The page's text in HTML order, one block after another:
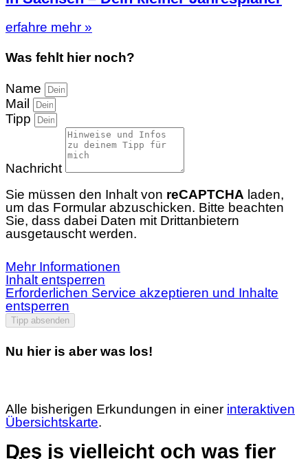
erfahre mehr »
Was fehlt hier noch?
Name
Mail
Tipp
Nachricht
Sie müssen den Inhalt von reCAPTCHA laden,
um das Formular abzuschicken. Bitte beachten
Sie, dass dabei Daten mit Drittanbietern
ausgetauscht werden.
Mehr Informationen
Inhalt entsperren
Erforderlichen Service akzeptieren und Inhalte
entsperren
Tipp absenden
Nu hier is aber was los!
Alle bisherigen Erkundungen in einer interaktiven
Übersichtskarte.
Des is vielleicht och was fier